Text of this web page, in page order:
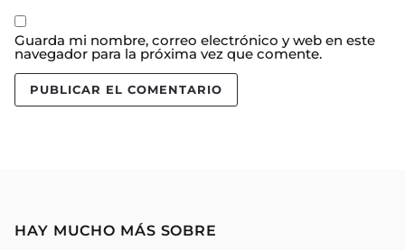
Guarda mi nombre, correo electrónico y web en este
navegador para la próxima vez que comente.
HAY MUCHO MÁS SOBRE